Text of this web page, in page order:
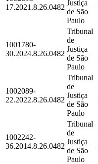
17.2021.8.26.0482
Justiça
de São
Paulo
1001780-
30.2024.8.26.0482
Tribunal
de
Justiça
de São
Paulo
1002089-
22.2022.8.26.0482
Tribunal
de
Justiça
de São
Paulo
1002242-
36.2014.8.26.0482
Tribunal
de
Justiça
de São
Paulo